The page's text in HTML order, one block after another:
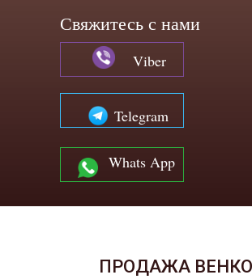
Telegram
Viber
Whats App
Свяжитесь с нами
ПРОДАЖА